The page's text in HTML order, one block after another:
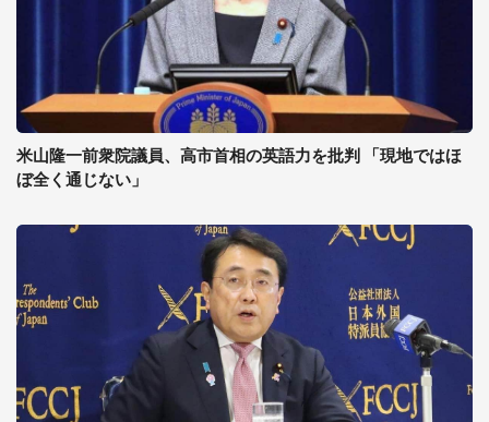
米山隆一前衆院議員、高市首相の英語力を批判 「現地ではほ
ぼ全く通じない」